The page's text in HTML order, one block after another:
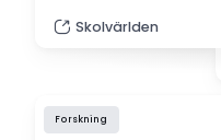
Skolvärlden
Forskning